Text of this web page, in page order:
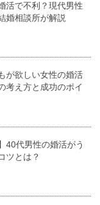
活で不利？現代男性
婚相談所が解説
が欲しい女性の婚活
考え方と成功のポイ
40代男性の婚活がう
ツとは？